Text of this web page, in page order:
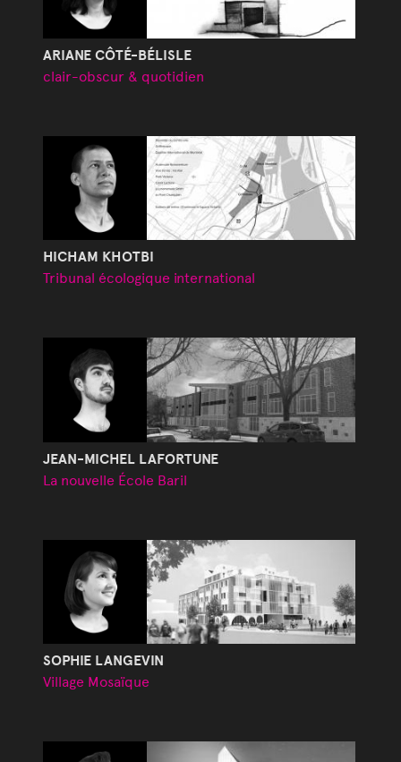
ARIANE CÔTÉ-BÉLISLE
clair-obscur & quotidien
HICHAM KHOTBI
Tribunal écologique international
JEAN-MICHEL LAFORTUNE
La nouvelle École Baril
SOPHIE LANGEVIN
Village Mosaïque